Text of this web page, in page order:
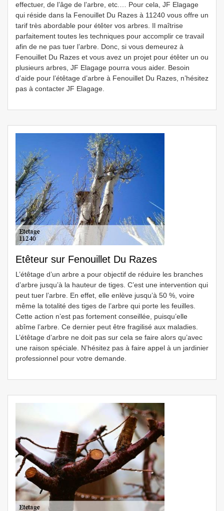
effectuer, de l’âge de l’arbre, etc.… Pour cela, JF Elagage
qui réside dans la Fenouillet Du Razes à 11240 vous offre un
tarif très abordable pour étêter vos arbres. Il maîtrise
parfaitement toutes les techniques pour accomplir ce travail
afin de ne pas tuer l’arbre. Donc, si vous demeurez à
Fenouillet Du Razes et vous avez un projet pour étêter un ou
plusieurs arbres, JF Elagage pourra vous aider. Besoin
d’aide pour l’étêtage d’arbre à Fenouillet Du Razes, n’hésitez
pas à contacter JF Elagage.
Etêteur sur Fenouillet Du Razes
L’étêtage d’un arbre a pour objectif de réduire les branches
d’arbre jusqu’à la hauteur de tiges. C’est une intervention qui
peut tuer l’arbre. En effet, elle enlève jusqu’à 50 %, voire
même la totalité des tiges de l’arbre qui porte les feuilles.
Cette action n’est pas fortement conseillée, puisqu’elle
abîme l’arbre. Ce dernier peut être fragilisé aux maladies.
L’étêtage d’arbre ne doit pas sur cela se faire alors qu’avec
une raison spéciale. N’hésitez pas à faire appel à un jardinier
professionnel pour votre demande.